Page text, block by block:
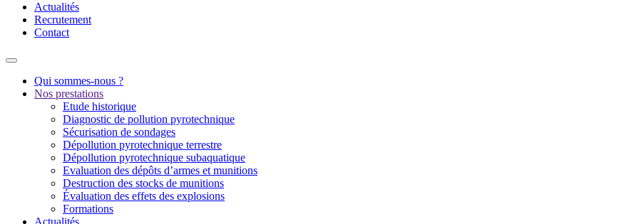
Actualités
Recrutement
Contact
Qui sommes-nous ?
Nos prestations
Etude historique
Diagnostic de pollution pyrotechnique
Sécurisation de sondages
Dépollution pyrotechnique terrestre
Dépollution pyrotechnique subaquatique
Evaluation des dépôts d’armes et munitions
Destruction des stocks de munitions
Évaluation des effets des explosions
Formations
Actualités